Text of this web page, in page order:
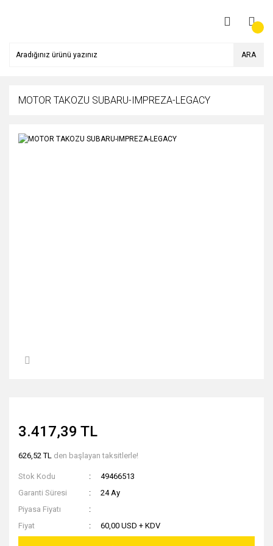
ARA
MOTOR TAKOZU SUBARU-IMPREZA-LEGACY
3.417,39 TL
626,52 TL den başlayan taksitlerle!
Stok Kodu
49466513
Garanti Süresi
24 Ay
Piyasa Fiyatı
Fiyat
60,00 USD + KDV